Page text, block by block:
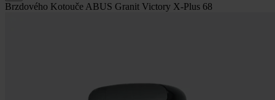
Brzdového Kotouče ABUS Granit Victory X-Plus 68